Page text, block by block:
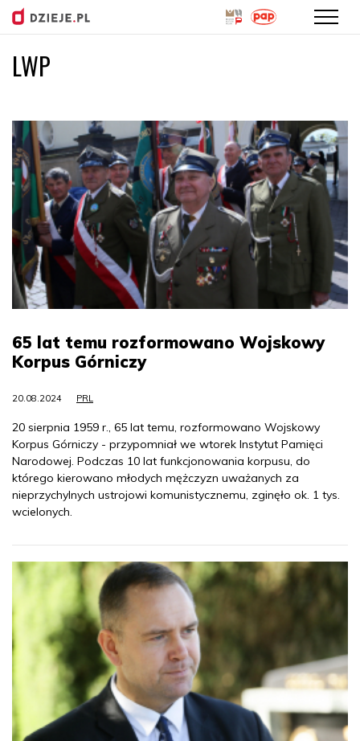
LWP
65 lat temu rozformowano Wojskowy
Korpus Górniczy
20.08.2024 PRL
20 sierpnia 1959 r., 65 lat temu, rozformowano Wojskowy
Korpus Górniczy - przypomniał we wtorek Instytut Pamięci
Narodowej. Podczas 10 lat funkcjonowania korpusu, do
którego kierowano młodych mężczyzn uważanych za
nieprzychylnych ustrojowi komunistycznemu, zginęło ok. 1 tys.
wcielonych.